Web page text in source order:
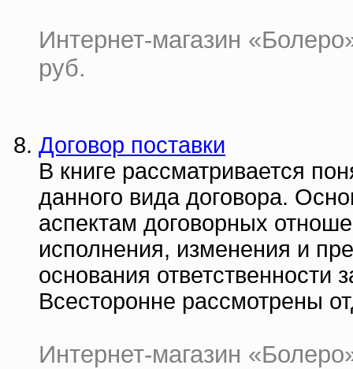
Интернет-магазин
руб.
Договор поставки
В книге рассматривается
данного вида договора.
аспектам договорных
исполнения, изменения и
основания ответственности
Всесторонне рассмотрены
Интернет-магазин